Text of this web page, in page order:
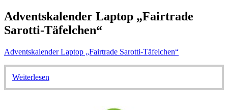
Adventskalender Laptop „Fairtrade
Sarotti-Täfelchen“
Adventskalender Laptop „Fairtrade Sarotti-Täfelchen“
Weiterlesen